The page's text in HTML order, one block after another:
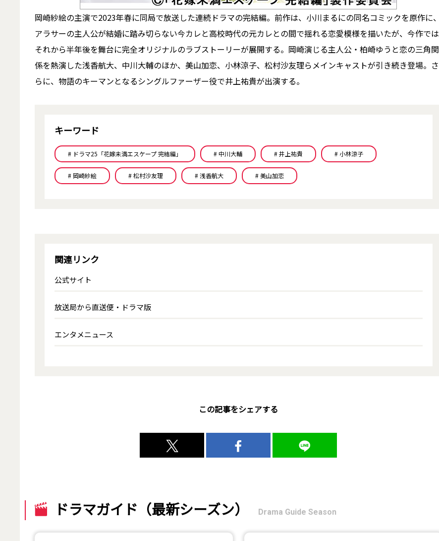
岡崎紗絵の主演で2023年春に同局で放送した連続ドラマの完結編。前作は、小川まるにの同名コミックを原作に、
アラサーの主人公が結婚に踏み切らない今カレと高校時代の元カレとの間で揺れる恋愛模様を描いたが、今作では
それから半年後を舞台に完全オリジナルのラブストーリーが展開する。岡崎演じる主人公・柏崎ゆうと恋の三角関
係を熱演した浅香航大、中川大輔のほか、美山加恋、小林涼子、松村沙友理らメインキャストが引き続き登場。さ
らに、物語のキーマンとなるシングルファーザー役で井上祐貴が出演する。
キーワード
# ドラマ25「花嫁未満エスケープ 完結編」 # 中川大輔 # 井上祐貴 # 小林涼子
# 岡崎紗絵 # 松村沙友理 # 浅香航大 # 美山加恋
関連リンク
公式サイト
放送局から直送便・ドラマ版
エンタメニュース
この記事をシェアする
ドラマガイド（最新シーズン） Drama Guide Season